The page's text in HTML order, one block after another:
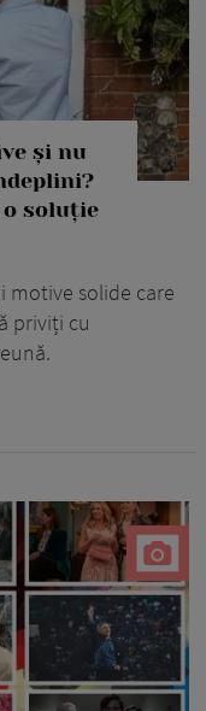
și nu
soluție
motive solide care
priviți cu